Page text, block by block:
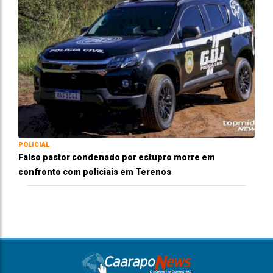
POLICIAL
Falso pastor condenado por estupro morre em
confronto com policiais em Terenos